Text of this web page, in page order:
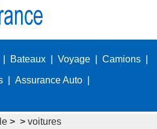
Bateaux Voyage Camions
Assurance Auto
> > voitures